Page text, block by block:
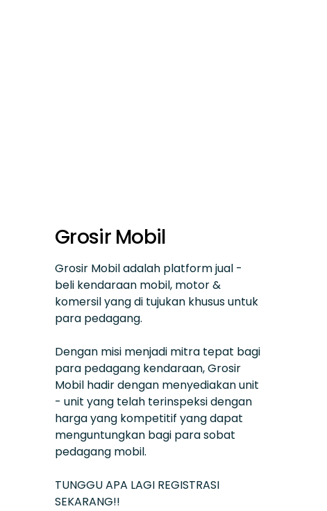
Grosir Mobil
Grosir Mobil adalah platform jual -
beli kendaraan mobil, motor &
komersil yang di tujukan khusus untuk
para pedagang.
Dengan misi menjadi mitra tepat bagi
para pedagang kendaraan, Grosir
Mobil hadir dengan menyediakan unit
- unit yang telah terinspeksi dengan
harga yang kompetitif yang dapat
menguntungkan bagi para sobat
pedagang mobil.
TUNGGU APA LAGI REGISTRASI
SEKARANG!!